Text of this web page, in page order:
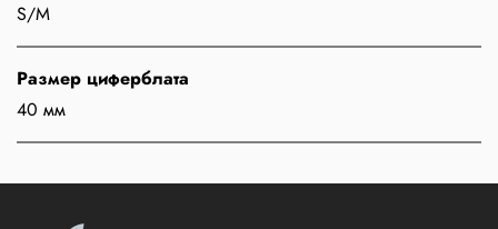
S/M
Размер циферблата
40 мм